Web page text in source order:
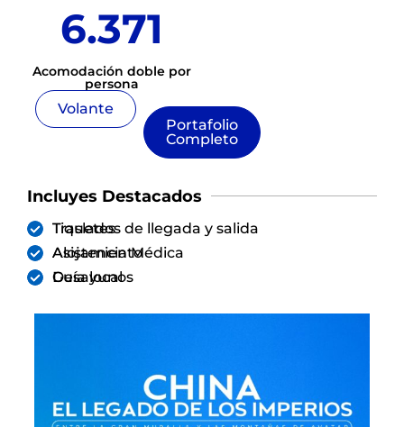
6.371
Acomodación doble por
persona
Volante
Portafolio
Completo
Incluyes Destacados
Tiquetes
Alojamiento
Desayunos
Traslados de llegada y salida
Asistencia Médica
Guía local